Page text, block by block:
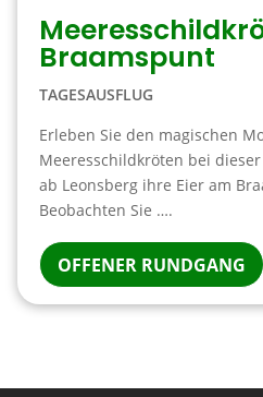
Braamspunt
TAGESAUSFLUG
Erleben Sie den magischen
Meeresschildkröten bei
ab Leonsberg ihre Eier am
Beobachten Sie ….
OFFENER RUNDGANG